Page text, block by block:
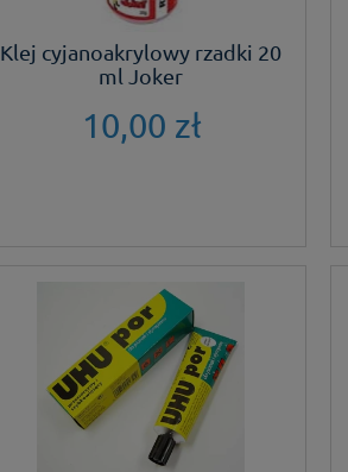
Klej cyjanoakrylowy rzadki 20
ml Joker
10,00 zł